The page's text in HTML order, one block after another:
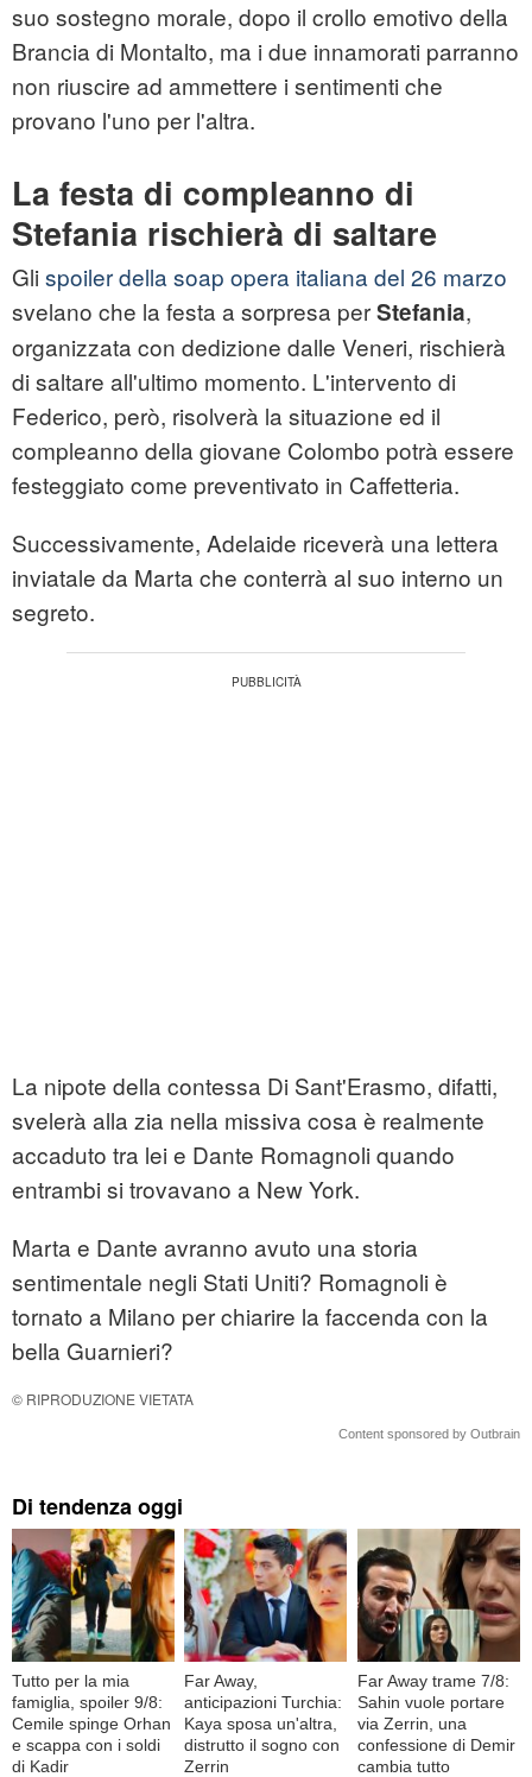
suo sostegno morale, dopo il crollo emotivo della
Brancia di Montalto, ma i due innamorati parranno
non riuscire ad ammettere i sentimenti che
provano l'uno per l'altra.
La festa di compleanno di
Stefania rischierà di saltare
Gli spoiler della soap opera italiana del 26 marzo
svelano che la festa a sorpresa perStefania,
organizzata con dedizione dalle Veneri, rischierà
di saltare all'ultimo momento. L'intervento di
Federico, però, risolverà la situazione ed il
compleanno della giovane Colombo potrà essere
festeggiato come preventivato in Caffetteria.
Successivamente, Adelaide riceverà una lettera
inviatale da Marta che conterrà al suo interno un
segreto.
La nipote della contessa Di Sant'Erasmo, difatti,
svelerà alla zia nella missiva cosa è realmente
accaduto tra lei e Dante Romagnoli quando
entrambi si trovavano a New York.
Marta e Dante avranno avuto una storia
sentimentale negli Stati Uniti? Romagnoli è
tornato a Milano per chiarire la faccenda con la
bella Guarnieri?
© RIPRODUZIONE VIETATA
Content sponsored by Outbrain
Di tendenza oggi
Tutto per la mia
famiglia, spoiler 9/8:
Cemile spinge Orhan
e scappa con i soldi
di Kadir
Far Away,
anticipazioni Turchia:
Kaya sposa un'altra,
distrutto il sogno con
Zerrin
Far Away trame 7/8:
Sahin vuole portare
via Zerrin, una
confessione di Demir
cambia tutto